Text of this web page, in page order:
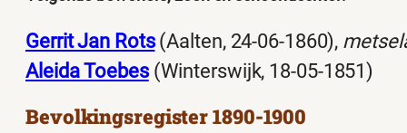
Gerrit Jan Rots(Aalten, 24-06-1860),
Aleida Toebes(Winterswijk, 18-05-1851)
Bevolkingsregister 1890-1900